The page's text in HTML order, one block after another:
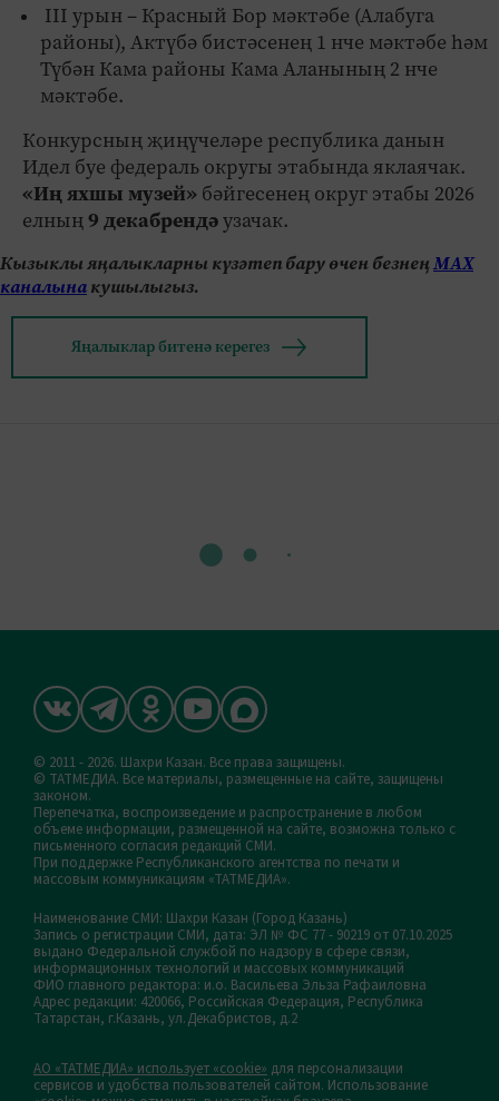
III урын – Красный Бор мәктәбе (Алабуга
районы), Актүбә бистәсенең 1 нче мәктәбе һәм
Түбән Кама районы Кама Аланының 2 нче
мәктәбе.
Конкурсның җиңүчеләре республика данын
Идел буе федераль округы этабында яклаячак.
«Иң яхшы музей» бәйгесенең округ этабы 2026
елның9 декабрендәузачак.
Кызыклы яңалыкларны күзәтеп бару өчен безнеңМАХ
каналынакушылыгыз.
Яңалыклар битенә керегез
© 2011 - 2026. Шахри Казан. Все права защищены.
© ТАТМЕДИА. Все материалы, размещенные на сайте, защищены
законом.
Перепечатка, воспроизведение и распространение в любом
объеме информации, размещенной на сайте, возможна только с
письменного согласия редакций СМИ.
При поддержке Республиканского агентства по печати и
массовым коммуникациям «ТАТМЕДИА».
Наименование СМИ: Шахри Казан (Город Казань)
Запись о регистрации СМИ, дата: ЭЛ № ФС 77 - 90219 от 07.10.2025
выдано Федеральной службой по надзору в сфере связи,
информационных технологий и массовых коммуникаций
ФИО главного редактора: и.о. Васильева Эльза Рафаиловна
Адрес редакции: 420066, Российская Федерация, Республика
Татарстан, г.Казань, ул.Декабристов, д.2
АО «ТАТМЕДИА» использует «cookie» для персонализации
сервисов и удобства пользователей сайтом. Использование